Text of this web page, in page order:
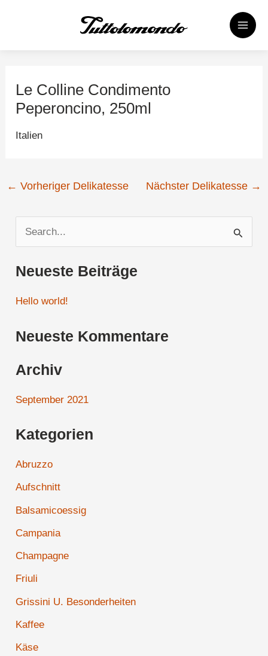
Le Colline Condimento
Peperoncino, 250ml
Italien
← Vorheriger Delikatesse Nächster Delikatesse →
c
h
n
a
c
:
Neueste Beiträge
Hello world!
Neueste Kommentare
Archiv
September 2021
Kategorien
Abruzzo
Aufschnitt
Balsamicoessig
Campania
Champagne
Friuli
Grissini U. Besonderheiten
Kaffee
Käse